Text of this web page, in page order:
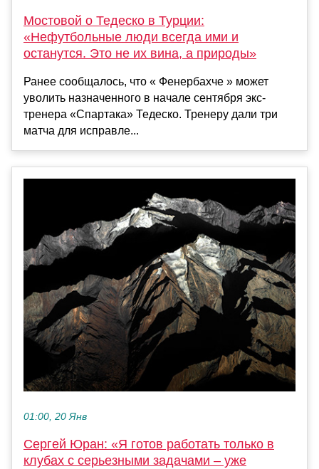
Мостовой о Тедеско в Турции:
«Нефутбольные люди всегда ими и
останутся. Это не их вина, а природы»
Ранее сообщалось, что « Фенербахче » может
уволить назначенного в начале сентября экс-
тренера «Спартака» Тедеско. Тренеру дали три
матча для исправле...
01:00, 20 Янв
Сергей Юран: «Я готов работать только в
клубах с серьезными задачами – уже